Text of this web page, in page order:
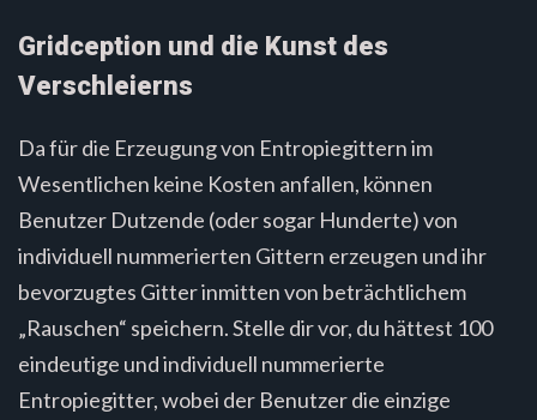
Gridception und die Kunst des
Verschleierns
Da für die Erzeugung von Entropiegittern im
Wesentlichen keine Kosten anfallen, können
Benutzer Dutzende (oder sogar Hunderte) von
individuell nummerierten Gittern erzeugen und ihr
bevorzugtes Gitter inmitten von beträchtlichem
„Rauschen“ speichern. Stelle dir vor, du hättest 100
eindeutige und individuell nummerierte
Entropiegitter, wobei der Benutzer die einzige